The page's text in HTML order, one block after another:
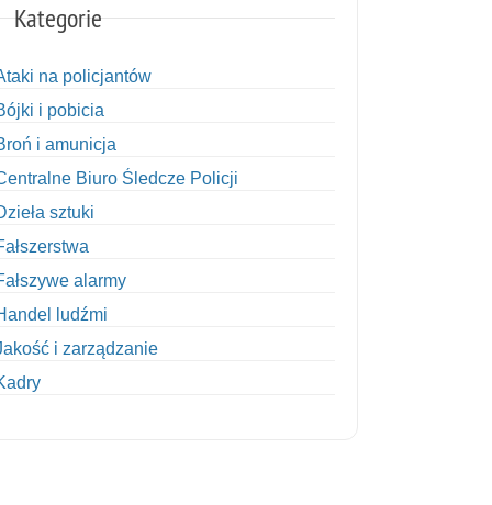
Kategorie
na policjantów
i pobicia
i amunicja
Biuro Śledcze Policji
sztuki
alarmy
ludźmi
i zarządzanie